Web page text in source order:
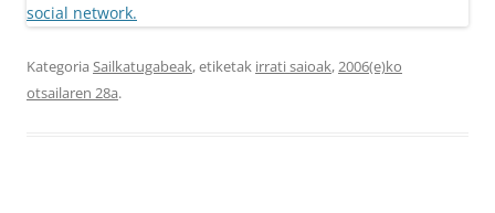
Kategoria Sailkatugabeak, etiketak irrati saioak,2006(e)ko
otsailaren 28a.